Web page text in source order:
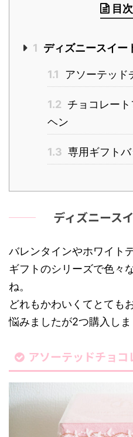
目次
1 ディズニースイー
1.1 アソーテッド
1.2 チョコレー
ヘン
1.3 専用ギフト
ディズニース
バレンタインやホワイト
ギフトのシリーズで色々
ね。
どれもかわいくてとても
悩みましたが2つ購入しま
アソーテッドチョコ